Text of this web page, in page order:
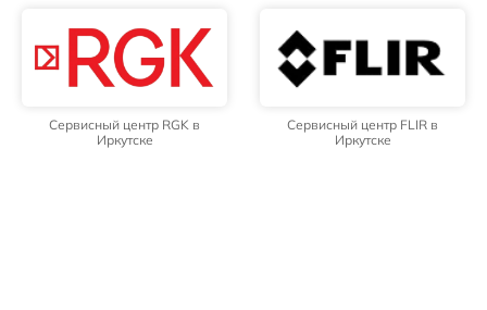
Сервисный центр RGK в
Иркутске
Сервисный центр FLIR в
Иркутске